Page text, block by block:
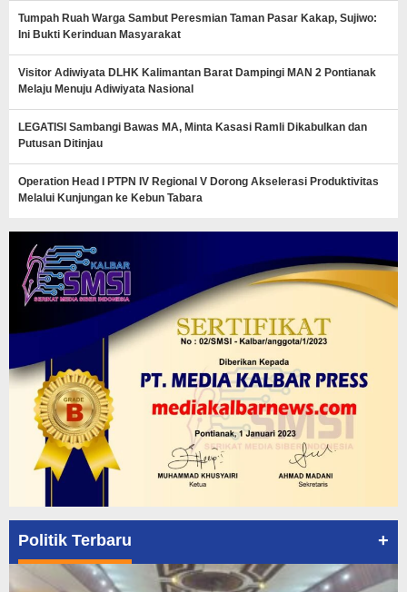
Tumpah Ruah Warga Sambut Peresmian Taman Pasar Kakap, Sujiwo:
Ini Bukti Kerinduan Masyarakat
Visitor Adiwiyata DLHK Kalimantan Barat Dampingi MAN 2 Pontianak
Melaju Menuju Adiwiyata Nasional
LEGATISI Sambangi Bawas MA, Minta Kasasi Ramli Dikabulkan dan
Putusan Ditinjau
Operation Head I PTPN IV Regional V Dorong Akselerasi Produktivitas
Melalui Kunjungan ke Kebun Tabara
Politik Terbaru +